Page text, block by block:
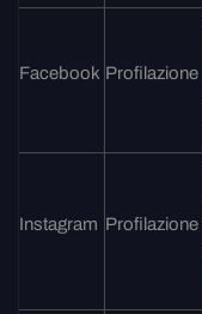
Facebook Profilazione
Instagram Profilazione